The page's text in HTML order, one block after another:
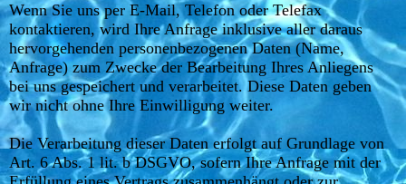
Wenn Sie uns per E-Mail, Telefon oder Telefax
kontaktieren, wird Ihre Anfrage inklusive aller daraus
hervorgehenden personenbezogenen Daten (Name,
Anfrage) zum Zwecke der Bearbeitung Ihres Anliegens
bei uns gespeichert und verarbeitet. Diese Daten geben
wir nicht ohne Ihre Einwilligung weiter.
Die Verarbeitung dieser Daten erfolgt auf Grundlage von
Art. 6 Abs. 1 lit. b DSGVO, sofern Ihre Anfrage mit der